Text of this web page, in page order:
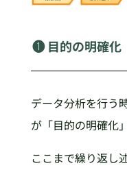
❶ 目的の明確化
データ分析を行う
が「目的の明確化
ここまで繰り返し